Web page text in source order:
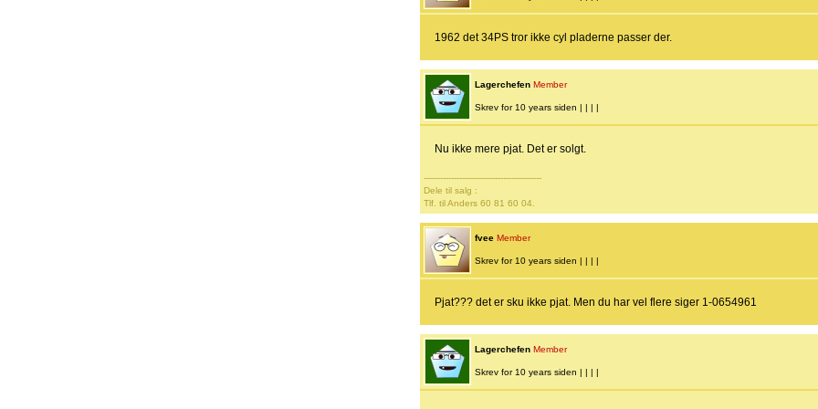
1962 det 34PS tror ikke cyl pladerne passer der.
Lagerchefen Member
Skrev for 10 years siden | | | |
Nu ikke mere pjat. Det er solgt.
-------------------------------------------
Dele til salg :
Tlf. til Anders 60 81 60 04.
fvee Member
Skrev for 10 years siden | | | |
Pjat??? det er sku ikke pjat. Men du har vel flere siger 1-0654961
Lagerchefen Member
Skrev for 10 years siden | | | |